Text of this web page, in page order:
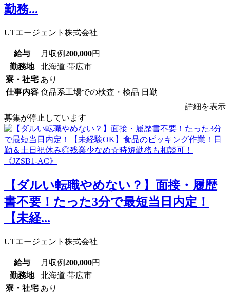
勤務...
UTエージェント株式会社
給与 月収例200,000円
勤務地
北海道 帯広市
寮・社宅 あり
仕事内容 食品系工場での検査・検品 日勤
詳細を表示
募集が停止しています
【ダルい転職やめない？】面接・履歴
書不要！たった3分で最短当日内定！
【未経...
UTエージェント株式会社
給与 月収例200,000円
勤務地
北海道 帯広市
寮・社宅 あり